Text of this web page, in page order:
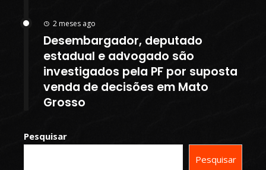
2 meses ago
Desembargador, deputado
estadual e advogado são
investigados pela PF por suposta
venda de decisões em Mato
Grosso
Pesquisar
Pesquisar